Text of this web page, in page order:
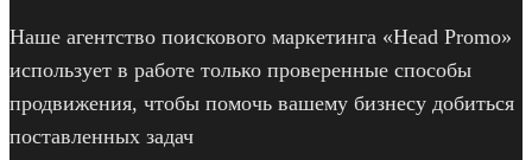
Наше агентство поискового маркетинга «Head Promo»
использует в работе только проверенные способы
продвижения, чтобы помочь вашему бизнесу добиться
поставленных задач